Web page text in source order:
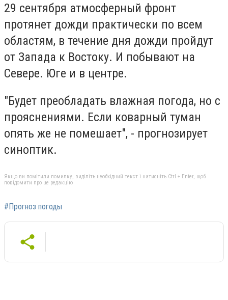
29 сентября атмосферный фронт
протянет дожди практически по всем
областям, в течение дня дожди пройдут
от Запада к Востоку. И побывают на
Севере. Юге и в центре.
"Будет преобладать влажная погода, но с
прояснениями. Если коварный туман
опять же не помешает", - прогнозирует
синоптик.
Якщо ви помітили помилку, виділіть необхідний текст і натисніть Ctrl + Enter, щоб
повідомити про це редакцію
#Прогноз погоды